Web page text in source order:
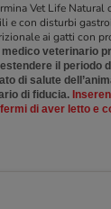
Vet Life Natural
e con disturbi
ai gatti con
veterinario
il periodo
di salute
di fiducia.
di aver letto e